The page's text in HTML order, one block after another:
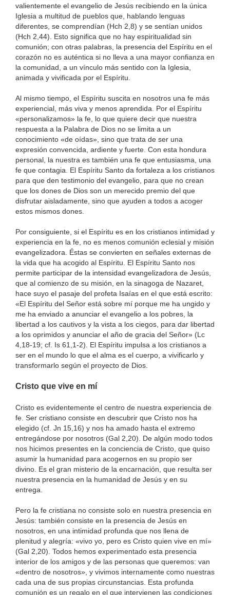
valientemente el evangelio de Jesús recibiendo en la única
Iglesia a multitud de pueblos que, hablando lenguas
diferentes, se comprendían (Hch 2,8) y se sentían unidos
(Hch 2,44). Esto significa que no hay espiritualidad sin
comunión; con otras palabras, la presencia del Espíritu en el
corazón no es auténtica si no lleva a una mayor confianza en
la comunidad, a un vínculo más sentido con la Iglesia,
animada y vivificada por el Espíritu.
Al mismo tiempo, el Espíritu suscita en nosotros una fe más
experiencial, más viva y menos aprendida. Por el Espíritu
«personalizamos» la fe, lo que quiere decir que nuestra
respuesta a la Palabra de Dios no se limita a un
conocimiento «de oídas», sino que trata de ser una
expresión convencida, ardiente y fuerte. Con esta hondura
personal, la nuestra es también una fe que entusiasma, una
fe que contagia. El Espíritu Santo da fortaleza a los cristianos
para que den testimonio del evangelio, para que no crean
que los dones de Dios son un merecido premio del que
disfrutar aisladamente, sino que ayuden a todos a acoger
estos mismos dones.
Por consiguiente, si el Espíritu es en los cristianos intimidad y
experiencia en la fe, no es menos comunión eclesial y misión
evangelizadora. Éstas se convierten en señales externas de
la vida que ha acogido al Espíritu. El Espíritu Santo nos
permite participar de la intensidad evangelizadora de Jesús,
que al comienzo de su misión, en la sinagoga de Nazaret,
hace suyo el pasaje del profeta Isaías en el que está escrito:
«El Espíritu del Señor está sobre mí porque me ha ungido y
me ha enviado a anunciar el evangelio a los pobres, la
libertad a los cautivos y la vista a los ciegos, para dar libertad
a los oprimidos y anunciar el año de gracia del Señor» (Lc
4,18-19; cf. Is 61,1-2). El Espíritu impulsa a los cristianos a
ser en el mundo lo que el alma es el cuerpo, a vivificarlo y
transformarlo según el proyecto de Dios.
Cristo que vive en mí
Cristo es evidentemente el centro de nuestra experiencia de
fe. Ser cristiano consiste en descubrir que Cristo nos ha
elegido (cf. Jn 15,16) y nos ha amado hasta el extremo
entregándose por nosotros (Gal 2,20). De algún modo todos
nos hicimos presentes en la conciencia de Cristo, que quiso
asumir la humanidad para acogernos en su propio ser
divino. Es el gran misterio de la encarnación, que resulta ser
nuestra presencia en la humanidad de Jesús y en su
entrega.
Pero la fe cristiana no consiste solo en nuestra presencia en
Jesús: también consiste en la presencia de Jesús en
nosotros, en una intimidad profunda que nos llena de
plenitud y alegría: «vivo yo, pero es Cristo quien vive en mí»
(Gal 2,20). Todos hemos experimentado esta presencia
interior de los amigos y de las personas que queremos: van
«dentro de nosotros», y vivimos internamente como nuestras
cada una de sus propias circunstancias. Esta profunda
comunión es un regalo en el que intervienen las condiciones